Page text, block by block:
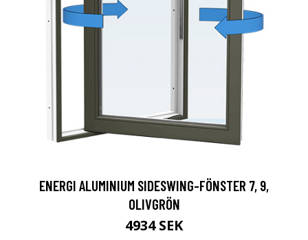
ENERGI ALUMINIUM SIDESWING-FÖNSTER 7, 9,
OLIVGRÖN
4934 SEK